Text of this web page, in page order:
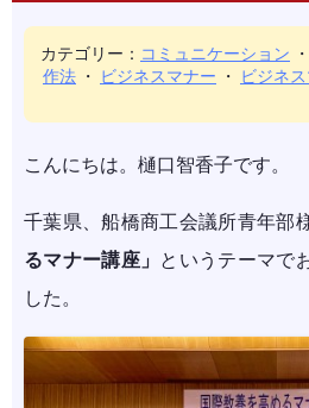
カテゴリー： コミュニケーション ・
作法 ・ ビジネスマナー ・ ビジネ
こんにちは。樋口智香子です。
千葉県、船橋商工会議所青年部
るマナー講座」 というテーマで
した。